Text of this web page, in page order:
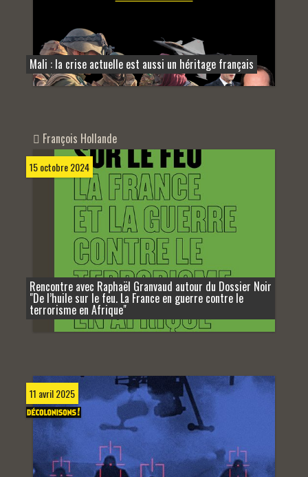
Mali : la crise actuelle est aussi un héritage français
François Hollande
15 octobre 2024
Rencontre avec Raphaël Granvaud autour du Dossier Noir
"De l’huile sur le feu. La France en guerre contre le
terrorisme en Afrique"
11 avril 2025